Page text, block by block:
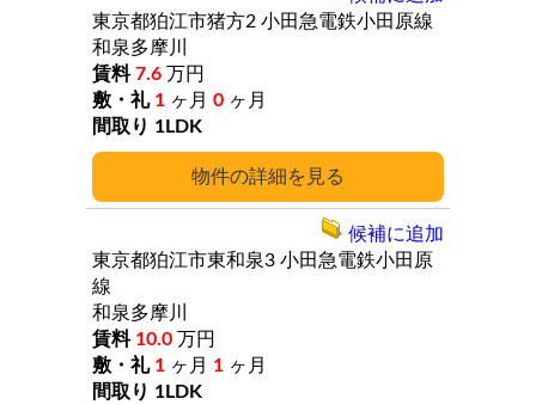
詳細
東京都狛江市猪方2 小田急電鉄小田原線
和泉多摩川
7.6 万円
1 ヶ月 0 ヶ月
1LDK
東京都狛江市東和泉3 小田急電鉄小田原
線
和泉多摩川
10.0 万円
1 ヶ月 1 ヶ月
1LDK
候補に追加